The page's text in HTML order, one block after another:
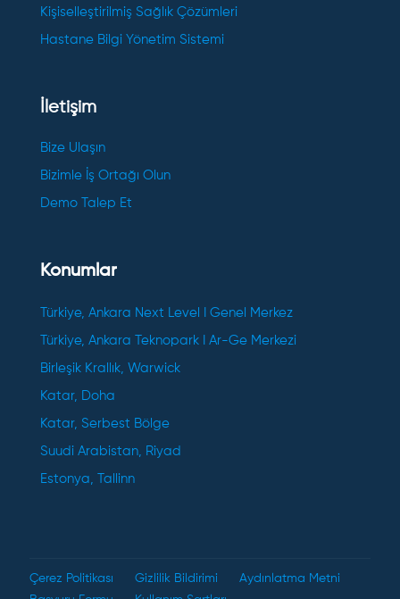
Kişiselleştirilmiş Sağlık Çözümleri
Hastane Bilgi Yönetim Sistemi
İletişim
Bize Ulaşın
Bizimle İş Ortağı Olun
Demo Talep Et
Konumlar
Türkiye, Ankara Next Level I Genel Merkez
Türkiye, Ankara Teknopark I Ar-Ge Merkezi
Birleşik Krallık, Warwick
Katar, Doha
Katar, Serbest Bölge
Suudi Arabistan, Riyad
Estonya, Tallinn
Çerez Politikası Gizlilik Bildirimi
Aydınlatma Metni